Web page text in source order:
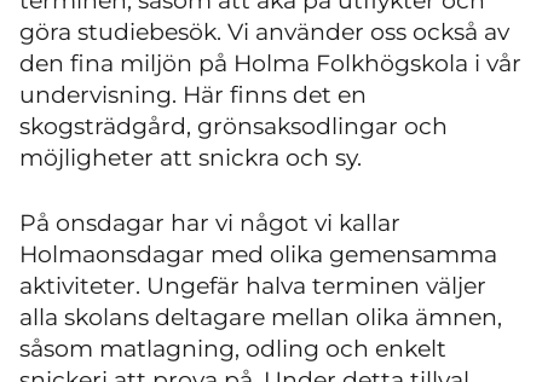
göra studiebesök. Vi använder oss också av
den fina miljön på Holma Folkhögskola i vår
undervisning. Här finns det en
skogsträdgård, grönsaksodlingar och
möjligheter att snickra och sy.
På onsdagar har vi något vi kallar
Holmaonsdagar med olika gemensamma
aktiviteter. Ungefär halva terminen väljer
alla skolans deltagare mellan olika ämnen,
såsom matlagning, odling och enkelt